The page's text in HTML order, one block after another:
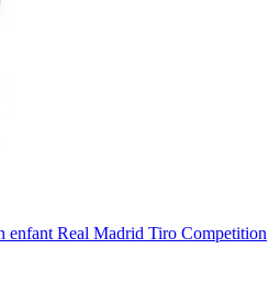
enfant Real Madrid Tiro Competition